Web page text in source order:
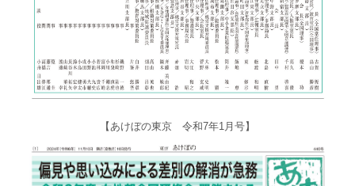
【あけぼの東京 令和7年1月号】